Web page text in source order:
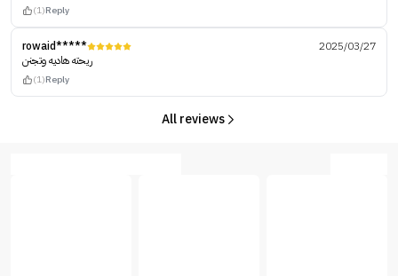
(1)Reply
rowaid*****
2025/03/27
ريحته هاديه وتجنن
(1)Reply
All reviews